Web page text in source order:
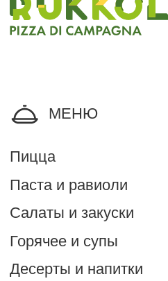
ИНФОРМАЦИЯ
Доставка и оплата
Согласие на обработку
помощью сервиса
Оферта
КОНТАКТЫ
Сделать заказ